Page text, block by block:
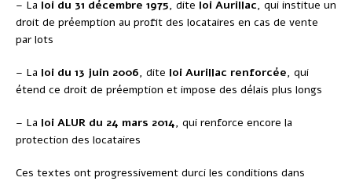
– La loi du 31 décembre 1975, dite loi Aurillac, qui institue un
droit de préemption au profit des locataires en cas de vente
par lots
– La loi du 13 juin 2006, dite loi Aurillac renforcée, qui
étend ce droit de préemption et impose des délais plus longs
– La loi ALUR du 24 mars 2014, qui renforce encore la
protection des locataires
Ces textes ont progressivement durci les conditions dans